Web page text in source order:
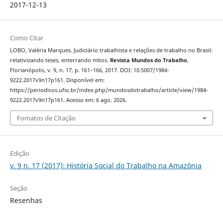
2017-12-13
Como Citar
LOBO, Valéria Marques. Judiciário trabalhista e relações de trabalho no Brasil:
relativizando teses, enterrando mitos. Revista Mundos do Trabalho,
Florianópolis, v. 9, n. 17, p. 161–166, 2017. DOI: 10.5007/1984-
9222.2017v9n17p161. Disponível em:
https://periodicos.ufsc.br/index.php/mundosdotrabalho/article/view/1984-
9222.2017v9n17p161. Acesso em: 6 ago. 2026.
Fomatos de Citação
Edição
v. 9 n. 17 (2017): História Social do Trabalho na Amazônia
Seção
Resenhas